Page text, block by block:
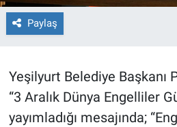
Paylaş
Yeşilyurt Belediye Başkanı
“3 Aralık Dünya Engelliler
yayımladığı mesajında;